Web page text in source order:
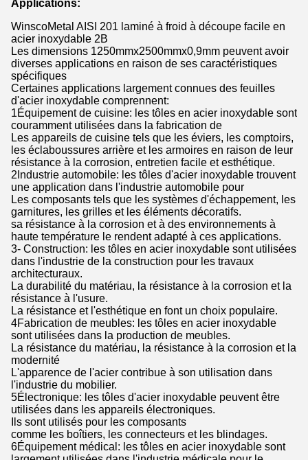
Applications:
WinscoMetal AISI 201 laminé à froid à découpe facile en
acier inoxydable 2B
Les dimensions 1250mmx2500mmx0,9mm peuvent avoir
diverses applications en raison de ses caractéristiques
spécifiques
Certaines applications largement connues des feuilles
d'acier inoxydable comprennent:
1Équipement de cuisine: les tôles en acier inoxydable sont
couramment utilisées dans la fabrication de
Les appareils de cuisine tels que les éviers, les comptoirs,
les éclaboussures arrière et les armoires en raison de leur
résistance à la corrosion, entretien facile et esthétique.
2Industrie automobile: les tôles d'acier inoxydable trouvent
une application dans l'industrie automobile pour
Les composants tels que les systèmes d'échappement, les
garnitures, les grilles et les éléments décoratifs.
sa résistance à la corrosion et à des environnements à
haute température le rendent adapté à ces applications.
3- Construction: les tôles en acier inoxydable sont utilisées
dans l'industrie de la construction pour les travaux
architecturaux.
La durabilité du matériau, la résistance à la corrosion et la
résistance à l'usure.
La résistance et l'esthétique en font un choix populaire.
4Fabrication de meubles: les tôles en acier inoxydable
sont utilisées dans la production de meubles.
La résistance du matériau, la résistance à la corrosion et la
modernité
L'apparence de l'acier contribue à son utilisation dans
l'industrie du mobilier.
5Électronique: les tôles d'acier inoxydable peuvent être
utilisées dans les appareils électroniques.
Ils sont utilisés pour les composants
comme les boîtiers, les connecteurs et les blindages.
6Équipement médical: les tôles en acier inoxydable sont